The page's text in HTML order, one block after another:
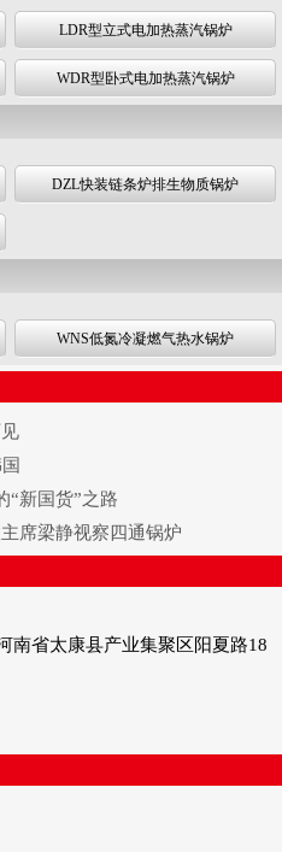
LDR型立式电加热蒸汽锅炉
WDR型卧式电加热蒸汽锅炉
DZL快装链条炉排生物质锅炉
WNS低氮冷凝燃气热水锅炉
“新国货”之路
席梁静视察四通锅炉
南省太康县产业集聚区阳夏路18